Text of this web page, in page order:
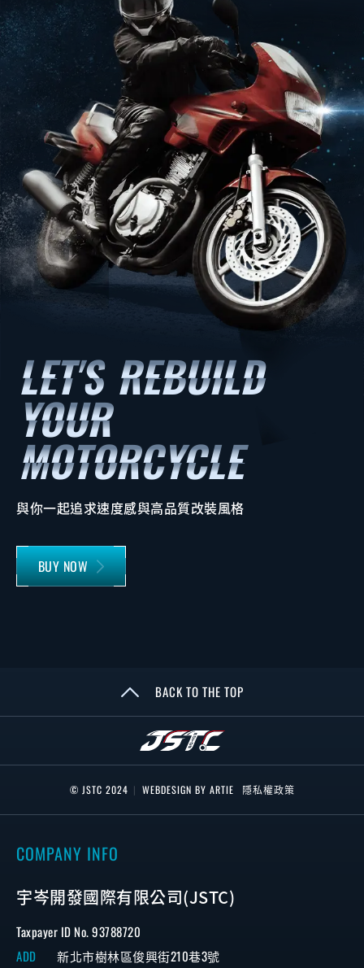
與你一起追求速度感與高品質改裝風格
BUY NOW
BACK TO THE TOP
© JSTC 2024 | WEBDESIGN BY ARTIE 隱私權政策
COMPANY INFO
宇岑開發國際有限公司(JSTC)
Taxpayer ID No. 93788720
ADD
新北市樹林區俊興街210巷3號